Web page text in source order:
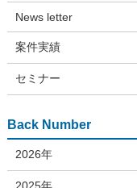
News letter
案件実績
セミナー
Back Number
2026年